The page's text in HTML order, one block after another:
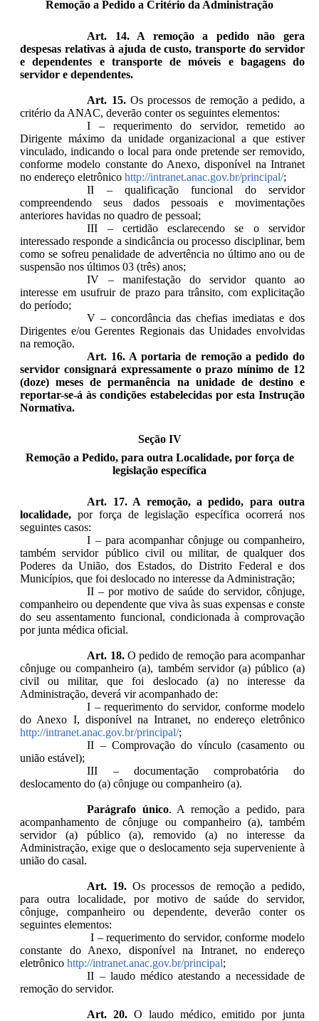
Remoção a Pedido a Critério da Administração
Art. 14. A remoção a pedido não gera
despesas relativas à ajuda de custo, transporte do servidor
e dependentes e transporte de móveis e bagagens do
servidor e dependentes.
Art. 15.Os processos de remoção a pedido, a
critério da ANAC, deverão conter os seguintes elementos:
I – requerimento do servidor, remetido ao
Dirigente máximo da unidade organizacional a que estiver
vinculado, indicando o local para onde pretende ser removido,
conforme modelo constante do Anexo, disponível na Intranet
no endereço eletrônico http://intranet.anac.gov.br/principal/;
II – qualificação funcional do servidor
compreendendo seus dados pessoais e movimentações
anteriores havidas no quadro de pessoal;
III – certidão esclarecendo se o servidor
interessado responde a sindicância ou processo disciplinar, bem
como se sofreu penalidade de advertência no último ano ou de
suspensão nos últimos 03 (três) anos;
IV – manifestação do servidor quanto ao
interesse em usufruir de prazo para trânsito, com explicitação
do período;
V – concordância das chefias imediatas e dos
Dirigentes e/ou Gerentes Regionais das Unidades envolvidas
na remoção.
Art. 16. A portaria de remoção a pedido do
servidor consignará expressamente o prazo mínimo de 12
(doze) meses de permanência na unidade de destino e
reportar-se-á às condições estabelecidas por esta Instrução
Normativa.
Seção IV
Remoção a Pedido, para outra Localidade, por força de
legislação específica
Art. 17. A remoção, a pedido, para outra
localidade, por força de legislação específica ocorrerá nos
seguintes casos:
I – para acompanhar cônjuge ou companheiro,
também servidor público civil ou militar, de qualquer dos
Poderes da União, dos Estados, do Distrito Federal e dos
Municípios, que foi deslocado no interesse da Administração;
II – por motivo de saúde do servidor, cônjuge,
companheiro ou dependente que viva às suas expensas e conste
do seu assentamento funcional, condicionada à comprovação
por junta médica oficial.
Art. 18.O pedido de remoção para acompanhar
cônjuge ou companheiro (a), também servidor (a) público (a)
civil ou militar, que foi deslocado (a) no interesse da
Administração, deverá vir acompanhado de:
I – requerimento do servidor, conforme modelo
do Anexo I, disponível na Intranet, no endereço eletrônico
http://intranet.anac.gov.br/principal/;
II – Comprovação do vínculo (casamento ou
união estável);
III – documentação comprobatória do
deslocamento do (a) cônjuge ou companheiro (a).
Parágrafo único. A remoção a pedido, para
acompanhamento de cônjuge ou companheiro (a), também
servidor (a) público (a), removido (a) no interesse da
Administração, exige que o deslocamento seja superveniente à
união do casal.
Art. 19. Os processos de remoção a pedido,
para outra localidade, por motivo de saúde do servidor,
cônjuge, companheiro ou dependente, deverão conter os
seguintes elementos:
I – requerimento do servidor, conforme modelo
constante do Anexo, disponível na Intranet, no endereço
eletrônico http://intranet.anac.gov.br/principal;
II – laudo médico atestando a necessidade de
remoção do servidor.
Art. 20. O laudo médico, emitido por junta